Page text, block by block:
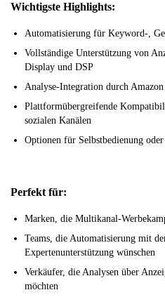
Wichtigste Highlights:
Automatisierung für Keyword-,
Vollständige Unterstützung von
Display und DSP
Analyse-Integration durch
Plattformübergreifende
sozialen Kanälen
Optionen für Selbstbedienung
Perfekt für:
Marken, die Multikanal-
Teams, die Automatisierung mit
Expertenunterstützung wünschen
Verkäufer, die Analysen über
möchten